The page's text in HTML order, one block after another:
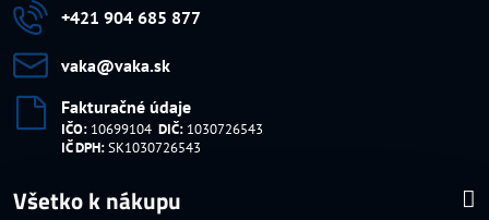
+421 904 685 877
vaka​@vaka​.sk
Fakturačné údaje
IČO: 10699104 DIČ: 1030726543
IČ DPH:SK1030726543
Všetko k nákupu